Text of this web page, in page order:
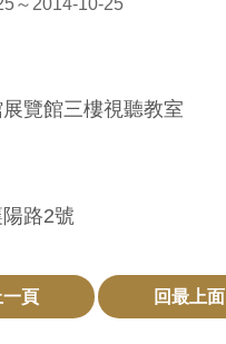
～2014-10-25
覽館三樓視聽教室
路2號
一頁 回最上面